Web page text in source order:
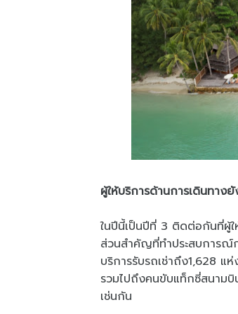
ผู้ให้บริการด้านการเดินทาง
ในปีนี้เป็นปีที่ 3 ติดต่อกันที่ผู้ใ
ส่วนสำคัญที่ทำประสบการณ์
บริการรับรถเช่าถึง1,628 แ
รวมไปถึงคนขับแท็กซี่สนาม
เช่นกัน